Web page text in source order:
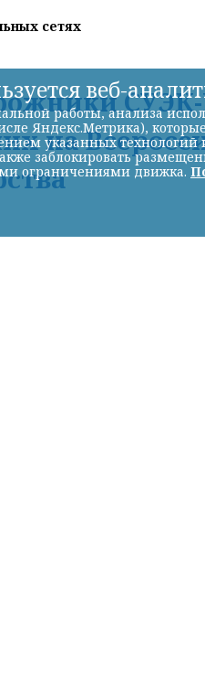
сетях
на
веб-
работы, анализа
Яндекс.Метрика),
указанных
заблокировать
ограничениями движка.